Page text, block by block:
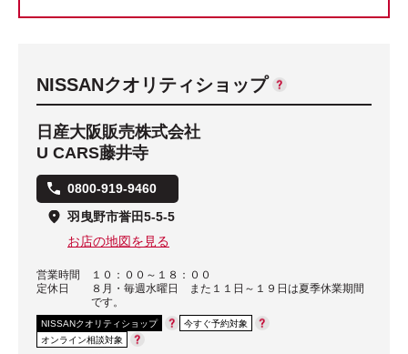
NISSANクオリティショップ
日産大阪販売株式会社
U CARS藤井寺
0800-919-9460
羽曳野市誉田5-5-5
お店の地図を見る
営業時間
１０：００～１８：００
定休日
８月・毎週水曜日 また１１日～１９日は夏季休業期間
です。
NISSANクオリティショップ
今すぐ予約対象
オンライン相談対象